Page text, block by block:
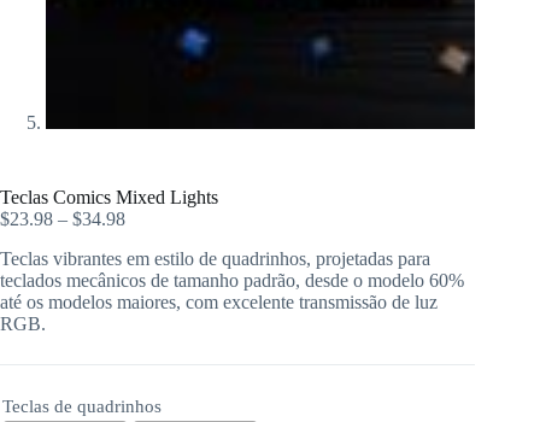
Teclas Comics Mixed Lights
$23.98 – $34.98
Teclas vibrantes em estilo de quadrinhos, projetadas para
teclados mecânicos de tamanho padrão, desde o modelo 60%
até os modelos maiores, com excelente transmissão de luz
RGB.
Teclas de quadrinhos